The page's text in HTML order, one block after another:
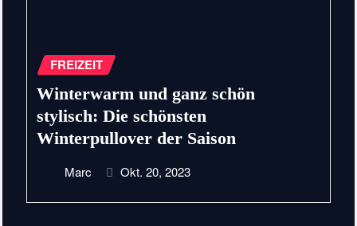
FREIZEIT
Winterwarm und ganz schön
stylisch: Die schönsten
Winterpullover der Saison
Marc Okt. 20, 2023